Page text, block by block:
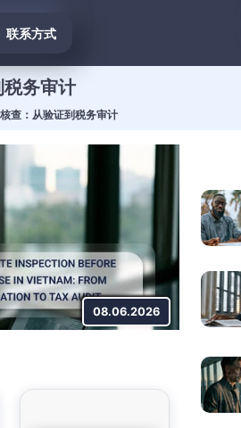
联系方式
务审计
查：从验证到税务审计
08.06.2026